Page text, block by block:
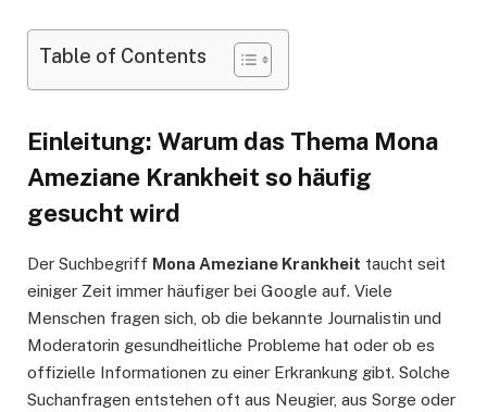
Table of Contents
Einleitung: Warum das Thema Mona
Ameziane Krankheit so häufig
gesucht wird
Der Suchbegriff Mona Ameziane Krankheit taucht seit
einiger Zeit immer häufiger bei Google auf. Viele
Menschen fragen sich, ob die bekannte Journalistin und
Moderatorin gesundheitliche Probleme hat oder ob es
offizielle Informationen zu einer Erkrankung gibt. Solche
Suchanfragen entstehen oft aus Neugier, aus Sorge oder